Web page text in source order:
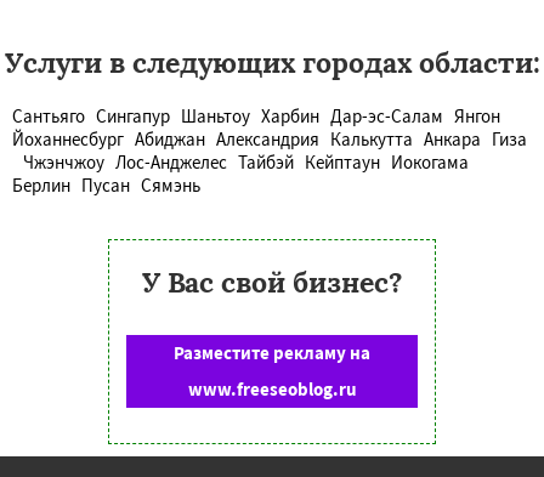
Услуги в следующих городах области:
Сантьяго Сингапур Шаньтоу Харбин Дар-эс-Салам Янгон
Йоханнесбург Абиджан Александрия Калькутта Анкара Гиза
Чжэнчжоу Лос-Анджелес Тайбэй Кейптаун Иокогама
Берлин Пусан Сямэнь
У Вас свой бизнес?
Разместите рекламу на
www.freeseoblog.ru